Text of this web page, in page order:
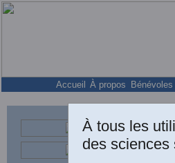
Accueil À propos Bénévoles
À tous les
des sciences